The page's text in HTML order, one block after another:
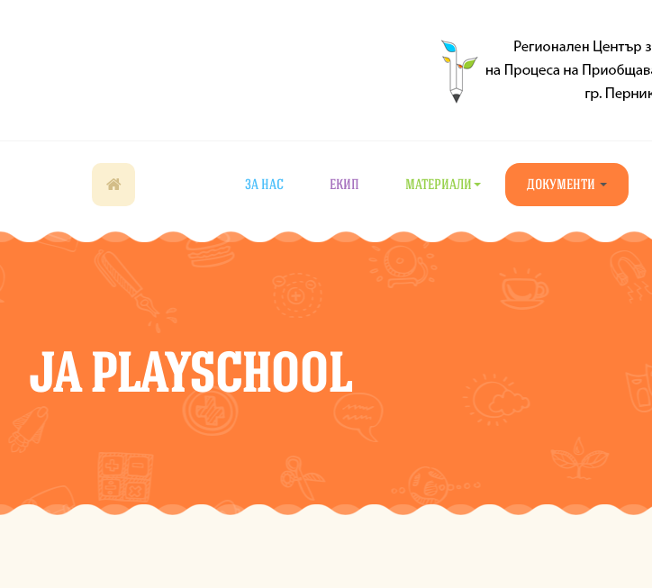
ЗА НАС ЕКИП МАТЕРИАЛИ ДОКУМЕНТИ
JA PLAYSCHOOL